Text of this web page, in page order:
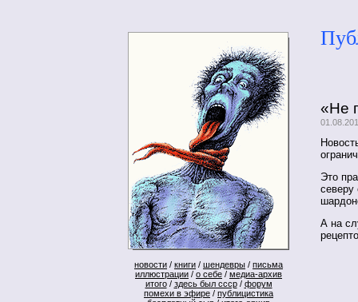
новости / книги / шендевры / письма
иллюстрации / о себе / медиа-архив
итого/ здесь был ссср/ форум
помехи в эфире / публицистика
«Не
Это
северу
А на